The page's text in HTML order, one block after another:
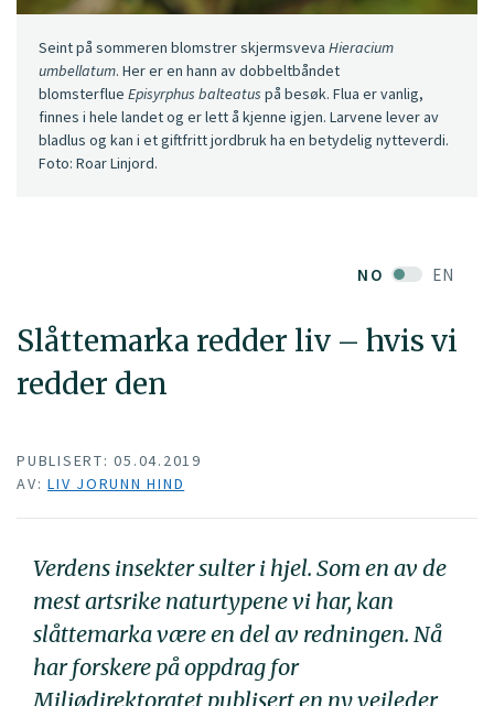
NO EN
Slåttemarka redder liv – hvis vi
redder den
Seint på sommeren blomstrer skjermsveva Hieracium
umbellatum. Her er en hann av dobbeltbåndet
blomsterflue Episyrphus balteatus på besøk. Flua er vanlig,
finnes i hele landet og er lett å kjenne igjen. Larvene lever av
bladlus og kan i et giftfritt jordbruk ha en betydelig nytteverdi.
Foto: Roar Linjord.
PUBLISERT: 05.04.2019
AV: LIV JORUNN HIND
Verdens insekter sulter i hjel. Som en av de
mest artsrike naturtypene vi har, kan
slåttemarka være en del av redningen. Nå
har forskere på oppdrag for
Miljødirektoratet publisert en ny veileder